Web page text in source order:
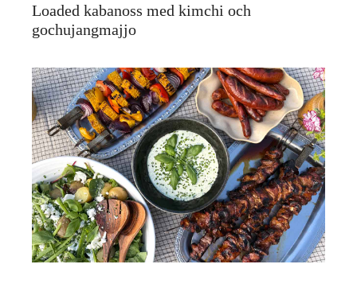
Loaded kabanoss med kimchi och
gochujangmajjo